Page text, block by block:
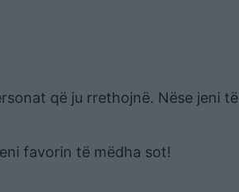
që ju rrethojnë. Nëse jeni të
favorin të mëdha sot!